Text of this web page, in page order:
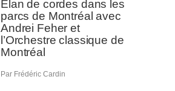
Élan de cordes dans les
parcs de Montréal avec
Andrei Feher et
l’Orchestre classique de
Montréal
Par Frédéric Cardin